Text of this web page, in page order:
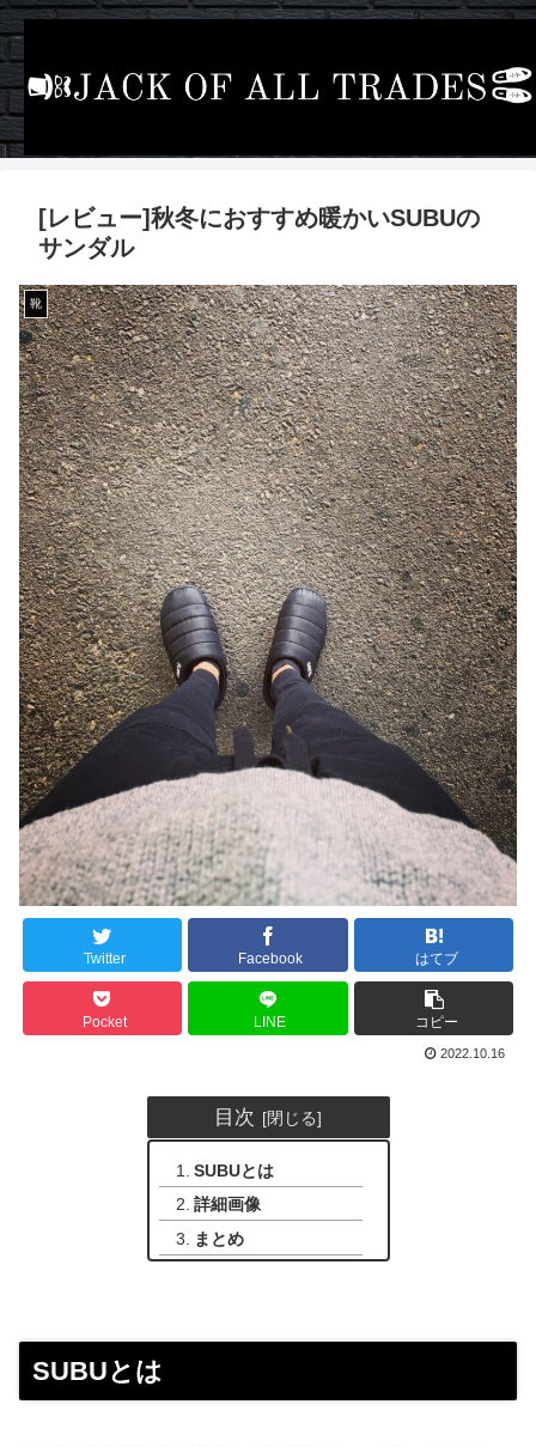
[レビュー]秋冬におすすめ暖かいSUBUの
サンダル
靴
Twitter Facebook はてブ
Pocket LINE コピー
2022.10.16
目次
SUBUとは
詳細画像
まとめ
SUBUとは